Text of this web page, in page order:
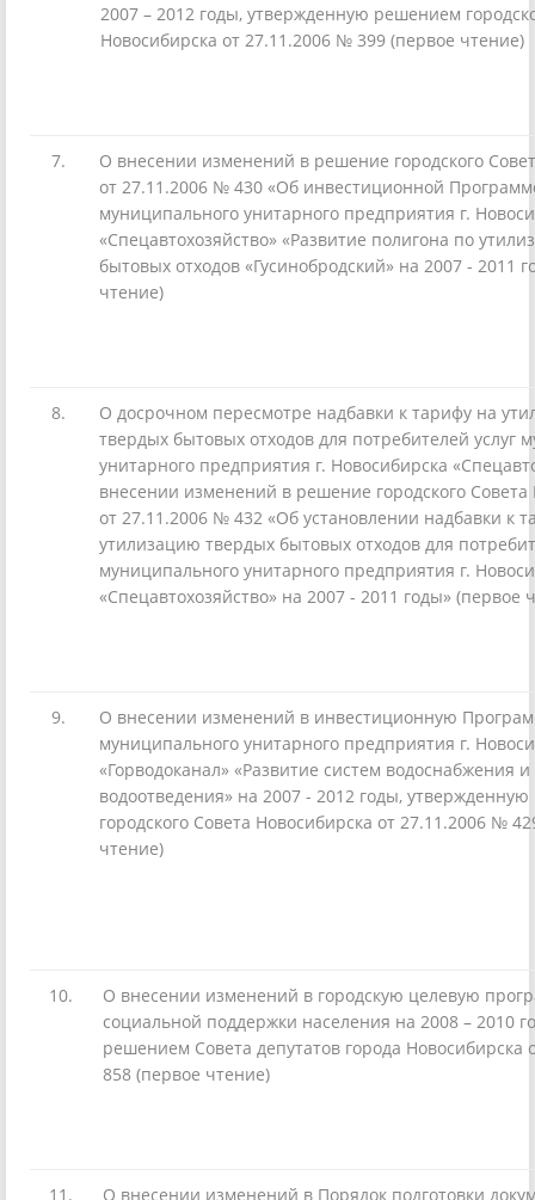
2007 – 2012 годы, утвержденную решением
Новосибирска от 27.11.2006 № 399 (первое чтение)
7.
О внесении изменений в решение городского
от 27.11.2006 № 430 «Об инвестиционной
муниципального унитарного предприятия г.
«Спецавтохозяйство» «Развитие полигона по
бытовых отходов «Гусинобродский» на 2007 - 2011
чтение)
8.
О досрочном пересмотре надбавки к тарифу на
твердых бытовых отходов для потребителей услуг
унитарного предприятия г. Новосибирска
внесении изменений в решение городского Совета
от 27.11.2006 № 432 «Об установлении надбавки к
утилизацию твердых бытовых отходов для
муниципального унитарного предприятия г.
«Спецавтохозяйство» на 2007 - 2011 годы» (первое
9.
О внесении изменений в инвестиционную
муниципального унитарного предприятия г.
«Горводоканал» «Развитие систем водоснабжения и
водоотведения» на 2007 - 2012 годы,
городского Совета Новосибирска от 27.11.2006 №
чтение)
10.
О внесении изменений в городскую целевую
социальной поддержки населения на 2008 – 2010
решением Совета депутатов города Новосибирска
858 (первое чтение)
11. О внесении изменений в Порядок подготовки